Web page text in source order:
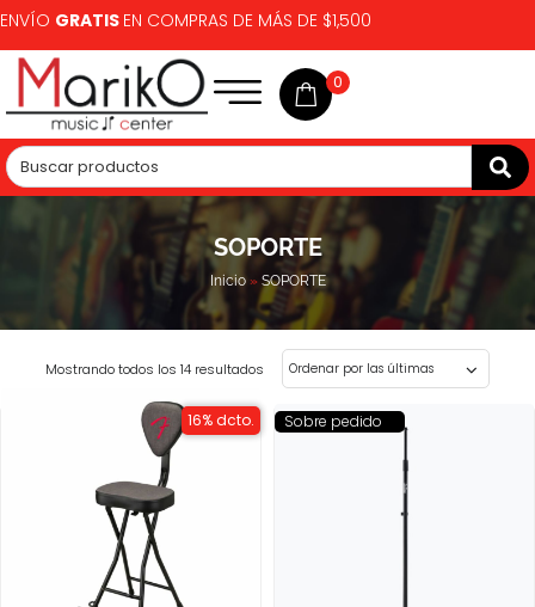
ENVÍO GRATIS EN COMPRAS DE MÁS DE $1,500
0
SOPORTE
Inicio» SOPORTE
Mostrando todos los 14 resultados
16% dcto. Sobre pedido